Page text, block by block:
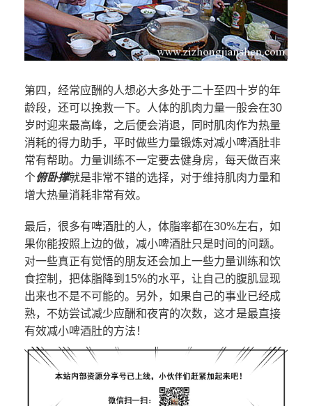
第四，经常应酬的人想必大多处于二十至四十岁的年
龄段，还可以挽救一下。人体的肌肉力量一般会在30
岁时迎来最高峰，之后便会消退，同时肌肉作为热量
消耗的得力助手，平时做些力量锻炼对减小啤酒肚非
常有帮助。力量训练不一定要去健身房，每天做百来
个俯卧撑就是非常不错的选择，对于维持肌肉力量和
增大热量消耗非常有效。
最后，很多有啤酒肚的人，体脂率都在30%左右，如
果你能按照上边的做，减小啤酒肚只是时间的问题。
对一些真正有觉悟的朋友还会加上一些力量训练和饮
食控制，把体脂降到15%的水平，让自己的腹肌显现
出来也不是不可能的。另外，如果自己的事业已经成
熟，不妨尝试减少应酬和夜宵的次数，这才是最直接
有效减小啤酒肚的方法！